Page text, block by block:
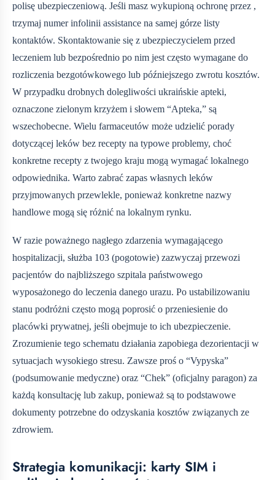
polisę ubezpieczeniową. Jeśli masz wykupioną ochronę przez ,
trzymaj numer infolinii assistance na samej górze listy
kontaktów. Skontaktowanie się z ubezpieczycielem przed
leczeniem lub bezpośrednio po nim jest często wymagane do
rozliczenia bezgotówkowego lub późniejszego zwrotu kosztów.
W przypadku drobnych dolegliwości ukraińskie apteki,
oznaczone zielonym krzyżem i słowem “Apteka,” są
wszechobecne. Wielu farmaceutów może udzielić porady
dotyczącej leków bez recepty na typowe problemy, choć
konkretne recepty z twojego kraju mogą wymagać lokalnego
odpowiednika. Warto zabrać zapas własnych leków
przyjmowanych przewlekle, ponieważ konkretne nazwy
handlowe mogą się różnić na lokalnym rynku.
W razie poważnego nagłego zdarzenia wymagającego
hospitalizacji, służba 103 (pogotowie) zazwyczaj przewozi
pacjentów do najbliższego szpitala państwowego
wyposażonego do leczenia danego urazu. Po ustabilizowaniu
stanu podróżni często mogą poprosić o przeniesienie do
placówki prywatnej, jeśli obejmuje to ich ubezpieczenie.
Zrozumienie tego schematu działania zapobiega dezorientacji w
sytuacjach wysokiego stresu. Zawsze proś o “Vypyska”
(podsumowanie medyczne) oraz “Chek” (oficjalny paragon) za
każdą konsultację lub zakup, ponieważ są to podstawowe
dokumenty potrzebne do odzyskania kosztów związanych ze
zdrowiem.
Strategia komunikacji: karty SIM i